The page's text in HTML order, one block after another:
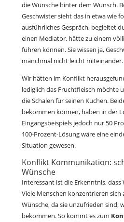
die Wünsche hinter dem Wunsch.
Geschwister sieht das in etwa wie
ausführliches Gespräch, begleitet
einen Mediator, hätte zu einem
führen können. Sie wissen ja,
manchmal nicht leicht miteinander.
Wir hätten im Konflikt
lediglich das Fruchtfleisch möchte
die Schalen für seinen Kuchen.
bekommen können, haben in der
Eingangsbeispiels jedoch nur 50
100-Prozent-Lösung wäre eine
Situation gewesen.
Konflikt Kommunikation:
Wünsche
Interessant ist die Erkenntnis,
Viele Menschen konzentrieren
Wünsche, da sie unzufrieden sind,
bekommen. So kommt es zum